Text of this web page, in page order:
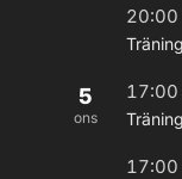
20:00
Träning
5
ons
17:00
Träning
17:00